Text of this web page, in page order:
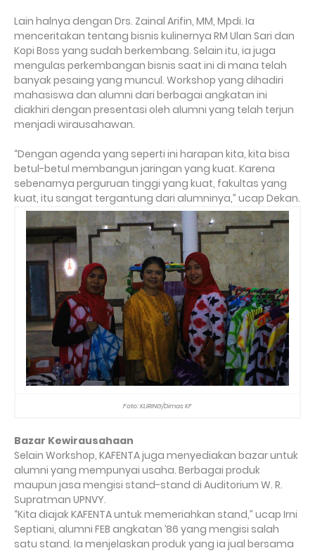
Lain halnya dengan Drs. Zainal Arifin, MM, Mpdi. Ia
menceritakan tentang bisnis kulinernya RM Ulan Sari dan
Kopi Boss yang sudah berkembang. Selain itu, ia juga
mengulas perkembangan bisnis saat ini di mana telah
banyak pesaing yang muncul. Workshop yang dihadiri
mahasiswa dan alumni dari berbagai angkatan ini
diakhiri dengan presentasi oleh alumni yang telah terjun
menjadi wirausahawan.
“Dengan agenda yang seperti ini harapan kita, kita bisa
betul-betul membangun jaringan yang kuat. Karena
sebenarnya perguruan tinggi yang kuat, fakultas yang
kuat, itu sangat tergantung dari alumninya,” ucap Dekan.
Foto: KLIRING/Dimas KF
Bazar Kewirausahaan
Selain Workshop, KAFENTA juga menyediakan bazar untuk
alumni yang mempunyai usaha. Berbagai produk
maupun jasa mengisi stand-stand di Auditorium W. R.
Supratman UPNVY.
“Kita diajak KAFENTA untuk memeriahkan stand,” ucap Irni
Septiani, alumni FEB angkatan ’86 yang mengisi salah
satu stand. Ia menjelaskan produk yang ia jual bersama